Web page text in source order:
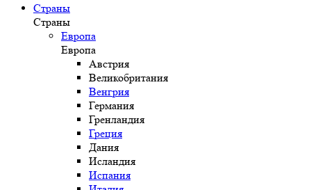
Страны
Страны
Европа
Европа
Австрия
Великобритания
Венгрия
Германия
Гренландия
Греция
Дания
Исландия
Испания